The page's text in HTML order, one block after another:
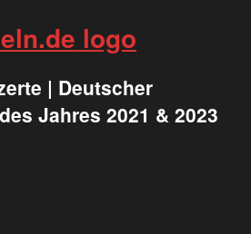
| Deutscher
Jahres 2021 & 2023